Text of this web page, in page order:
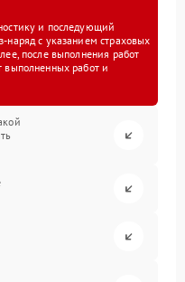
и последующий
наряд с указанием страховых
после выполнения работ
выполненных работ и